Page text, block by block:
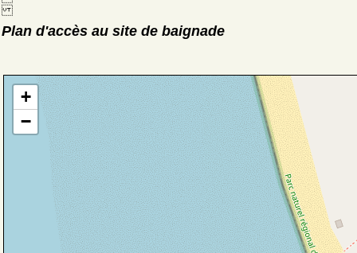
Plan d'accès au site de baignade
+
−